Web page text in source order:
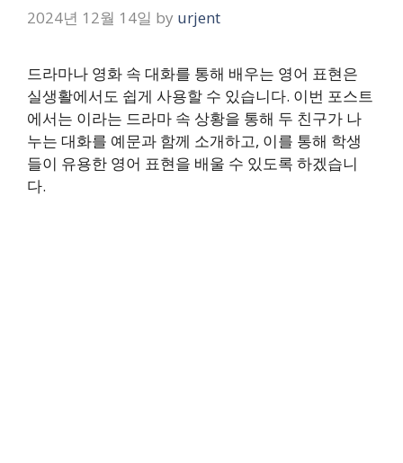
2024년 12월 14일 by urjent
드라마나 영화 속 대화를 통해 배우는 영어 표현은
실생활에서도 쉽게 사용할 수 있습니다. 이번 포스트
에서는 이라는 드라마 속 상황을 통해 두 친구가 나
누는 대화를 예문과 함께 소개하고, 이를 통해 학생
들이 유용한 영어 표현을 배울 수 있도록 하겠습니
다.